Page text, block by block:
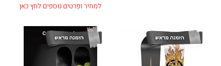
למחיר ופרטים נוספים לחץ כאן